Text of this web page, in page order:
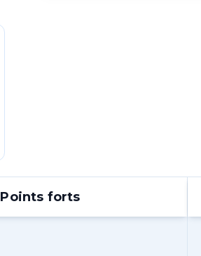
Points forts